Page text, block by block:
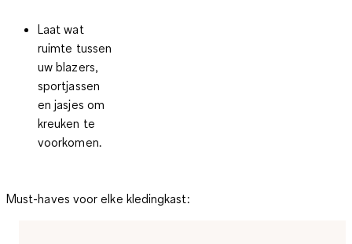
Laat wat
ruimte tussen
uw blazers,
sportjassen
en jasjes om
kreuken te
voorkomen.
Must-haves voor elke kledingkast: